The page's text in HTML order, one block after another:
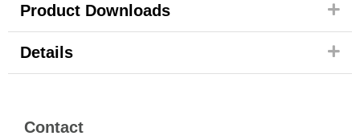
Product Downloads
Details
Contact